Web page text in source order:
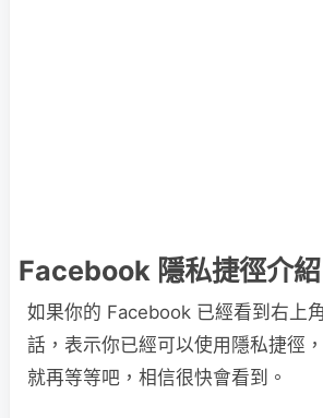
Facebook 隱私捷徑介紹
如果你的 Facebook 已經看到右上
話，表示你已經可以使用隱私捷徑
就再等等吧，相信很快會看到。